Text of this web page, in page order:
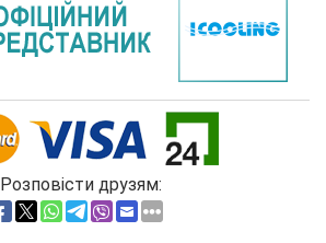
Розповісти друзям: